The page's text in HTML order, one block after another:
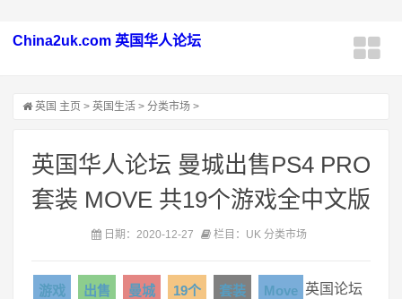
China2uk.com 英国华人论坛
英国 主页 > 英国生活 > 分类市场 >
英国华人论坛 曼城出售PS4 PRO
套装 MOVE 共19个游戏全中文版
日期：2020-12-27 栏目：UK 分类市场
游戏 出售 曼城 19个 套装 Move 英国论坛